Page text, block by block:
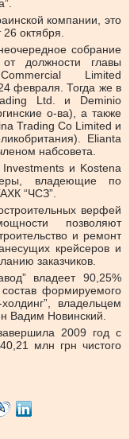
компании, это
октября.
собрание
должности главы
Limited
февраля. Тогда же в
Ltd. и Deminio
о-ва), а также
Trading Co Limited и
Elianta
набсовета.
и Kostena
владеющие по
“ЧСЗ”.
верфей
позволяют
и ремонт
крейсеров и
заказчиков.
владеет 90,25%
формируемого
владельцем
Вадим Новинский.
2009 год с
млн грн чистого